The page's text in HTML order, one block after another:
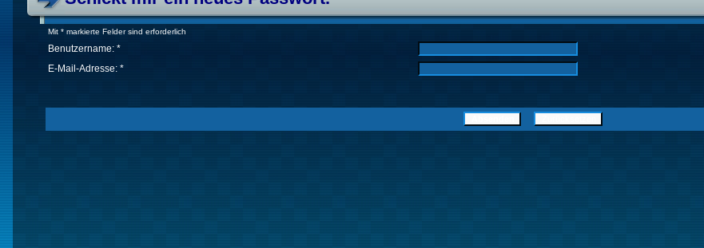
Mit * markierte Felder sind erforderlich
Benutzername: *
E-Mail-Adresse: *